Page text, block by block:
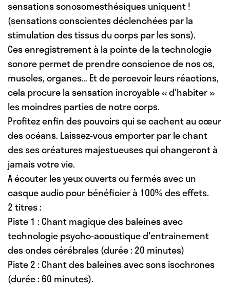
sensations sonosomesthésiques uniquent !
(sensations conscientes déclenchées par la
stimulation des tissus du corps par les sons).
Ces enregistrement à la pointe de la technologie
sonore permet de prendre conscience de nos os,
muscles, organes… Et de percevoir leurs réactions,
cela procure la sensation incroyable « d'habiter »
les moindres parties de notre corps.
Profitez enfin des pouvoirs qui se cachent au cœur
des océans. Laissez-vous emporter par le chant
des ses créatures majestueuses qui changeront à
jamais votre vie.
A écouter les yeux ouverts ou fermés avec un
casque audio pour bénéficier à 100% des effets.
2 titres :
Piste 1 : Chant magique des baleines avec
technologie psycho-acoustique d'entrainement
des ondes cérébrales (durée : 20 minutes)
Piste 2 : Chant des baleines avec sons isochrones
(durée : 60 minutes).